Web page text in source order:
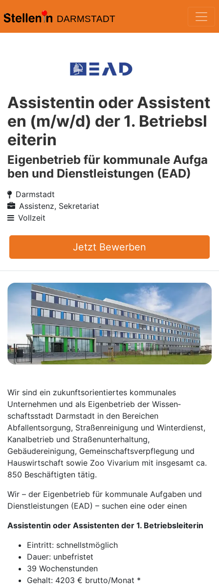
DARMSTADT
Assistentin oder Assistent
en (m/w/d) der 1. Betriebsl
eiterin
Eigenbetrieb für kommunale Aufga
ben und Dienstleistungen (EAD)
Darmstadt
Assistenz, Sekretariat
Vollzeit
Jetzt Bewerben
Wir sind ein zukunftsorientiertes kommunales
Unternehmen und als Eigenbetrieb der Wissen­
schaftsstadt Darmstadt in den Bereichen
Abfallentsorgung, Straßenreinigung und Winter­dienst,
Kanalbetrieb und Straßenunterhaltung,
Gebäudereinigung, Gemeinschaftsverpflegung und
Hauswirtschaft sowie Zoo Vivarium mit insgesamt ca.
850 Beschäftigten tätig.
Wir – der Eigenbetrieb für kommunale Aufgaben und
Dienstleistungen (EAD) – suchen eine oder einen
Assistentin oder Assistenten der 1. Betriebsleiterin
Eintritt: schnellstmöglich
Dauer: unbefristet
39 Wochenstunden
Gehalt: 4203 € brutto/Monat *